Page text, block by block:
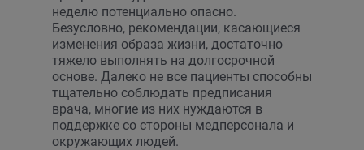
неделю потенциально опасно.
Безусловно, рекомендации, касающиеся
изменения образа жизни, достаточно
тяжело выполнять на долгосрочной
основе. Далеко не все пациенты способны
тщательно соблюдать предписания
врача, многие из них нуждаются в
поддержке со стороны медперсонала и
окружающих людей.